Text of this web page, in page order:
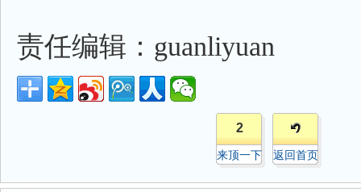
责任编辑：guanliyuan
2
来顶一下 返回首页